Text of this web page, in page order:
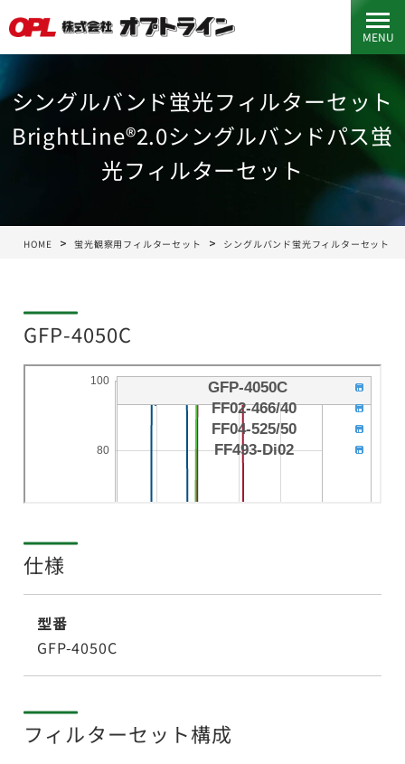
MENU
シングルバンド蛍光フィルターセット
BrightLine®2.0シングルバンドパス蛍
光フィルターセット
HOME 蛍光観察用フィルターセット シングルバンド蛍光フィルターセット
GFP-4050C
仕様
型番
GFP-4050C
フィルターセット構成